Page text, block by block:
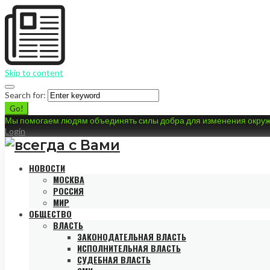
Skip to content
Search for:
Go!
Мы помогаем людям объединять силы добра для изменения
Login
НОВОСТИ
МОСКВА
РОССИЯ
МИР
ОБЩЕСТВО
ВЛАСТЬ
ЗАКОНОДАТЕЛЬНАЯ ВЛАСТЬ
ИСПОЛНИТЕЛЬНАЯ ВЛАСТЬ
СУДЕБНАЯ ВЛАСТЬ